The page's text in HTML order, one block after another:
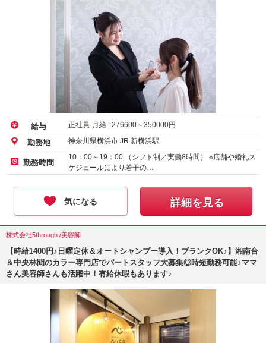
給与 正社員-月給 : 276600～350000円
勤務地 神奈川県横浜市 JR 新横浜駅
勤務時間
10：00～19：00 （シフト制／実働8時間） ※店舗や婚礼ス
ケジュールにより若干の…
気になる 詳細を見る
株式会社5through /美容師
【時給1400円♪日曜定休＆オートシャンプー導入！ブランクOK♪】湘南台
＆中央林間のカラー専門店でパートスタッフ大募集◎時短勤務可能♪ママ
さん美容師さんも活躍中！有給休暇もあります♪